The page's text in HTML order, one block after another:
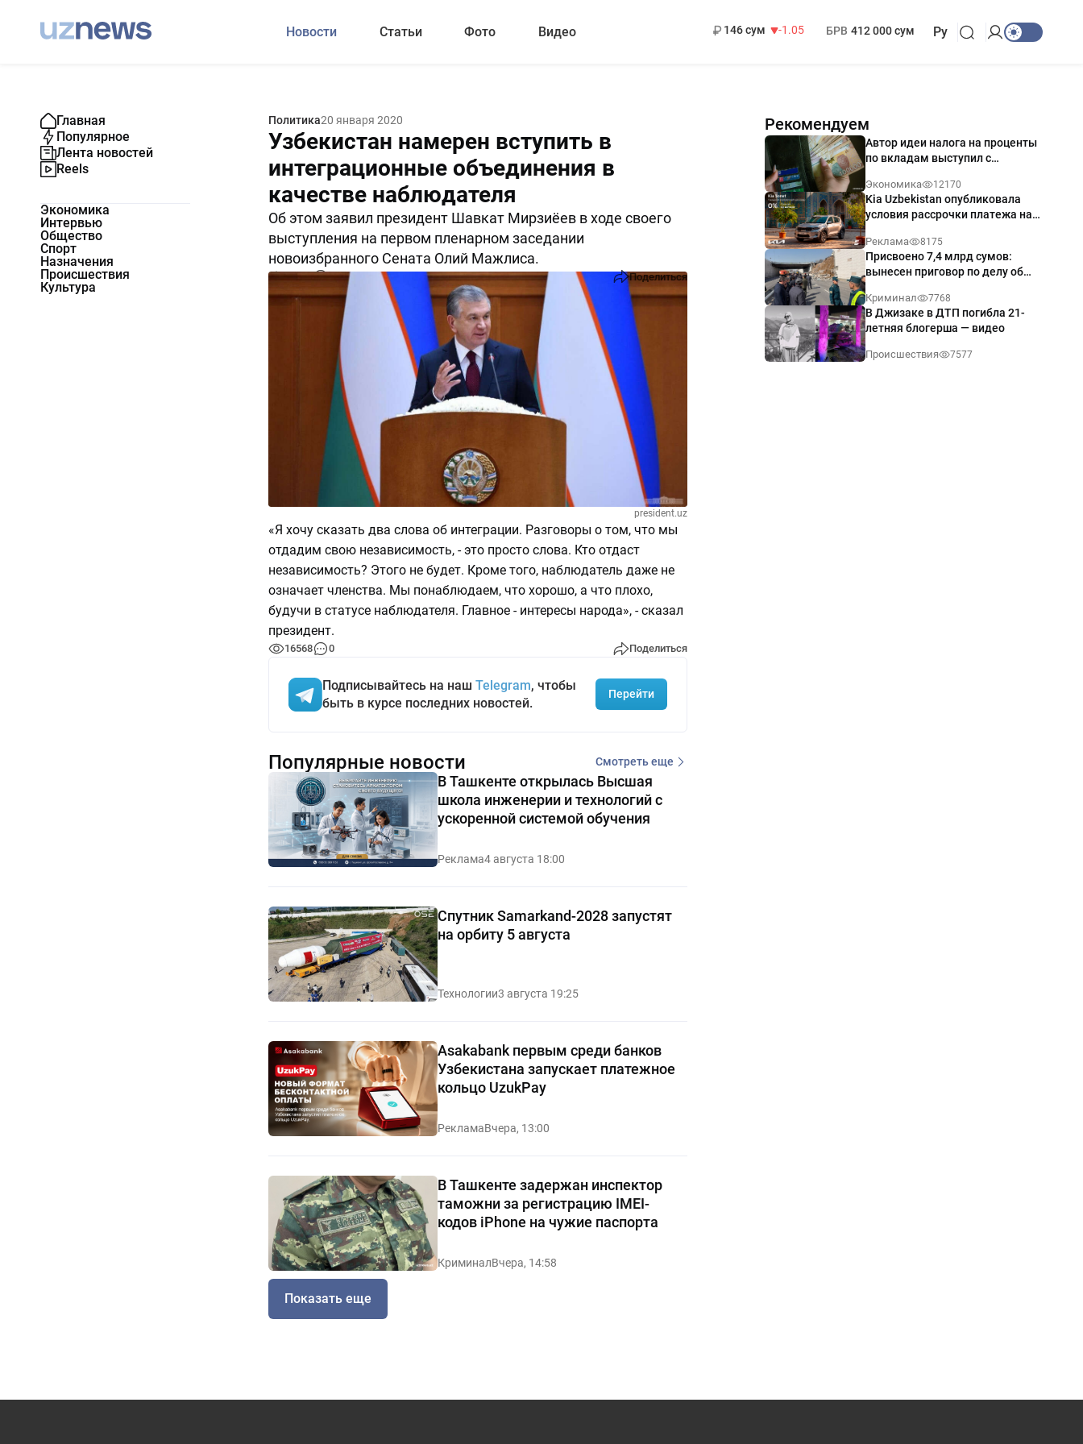
Новости Статьи Фото Видео
146 сум
-1.05
БРВ 412 000 сум Ру
Главная
Популярное
Лента новостей
Reels
Экономика
Интервью
Общество
Спорт
Назначения
Происшествия
Культура
Политика20 января 2020
Узбекистан намерен вступить в
интеграционные объединения в
качестве наблюдателя
Об этом заявил президент Шавкат Мирзиёев в ходе своего
выступления на первом пленарном заседании
новоизбранного Сената Олий Мажлиса.
16568 0 Поделиться
president.uz
«Я хочу сказать два слова об интеграции. Разговоры о том, что мы
отдадим свою независимость, - это просто слова. Кто отдаст
независимость? Этого не будет. Кроме того, наблюдатель даже не
означает членства. Мы понаблюдаем, что хорошо, а что плохо,
будучи в статусе наблюдателя. Главное - интересы народа», - сказал
президент.
16568 0 Поделиться
Подписывайтесь на наш Telegram, чтобы
быть в курсе последних новостей.
Перейти
Рекомендуем
Автор идеи налога на проценты
по вкладам выступил с
Экономика 12170
Kia Uzbekistan опубликовала
условия рассрочки платежа на
годовых
Реклама 8175
Присвоено 7,4 млрд сумов:
вынесен приговор по делу об
Ташкенте
Криминал 7768
В Джизаке в ДТП погибла 21-
летняя блогерша — видео
Происшествия 7577
Популярные новости Смотреть еще
В Ташкенте открылась Высшая
школа инженерии и технологий с
ускоренной системой обучения
Реклама4 августа 18:00
Спутник Samarkand-2028 запустят
на орбиту 5 августа
Технологии3 августа 19:25
Asakabank первым среди банков
Узбекистана запускает платежное
кольцо UzukPay
РекламаВчера, 13:00
В Ташкенте задержан инспектор
таможни за регистрацию IMEI-
кодов iPhone на чужие паспорта
КриминалВчера, 14:58
Показать еще